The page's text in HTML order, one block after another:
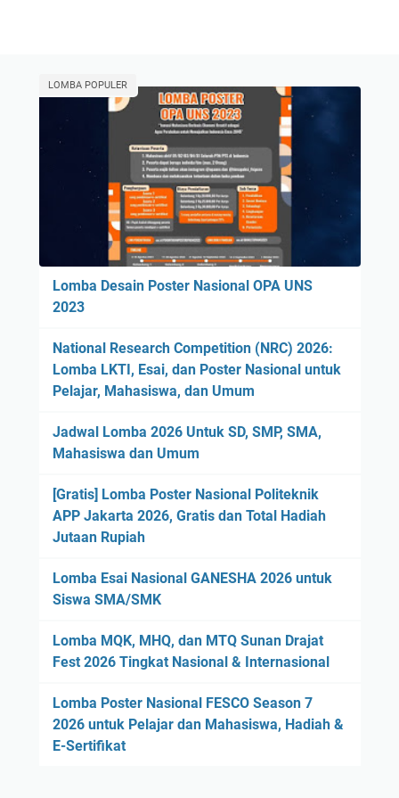
LOMBA POPULER
Lomba Desain Poster Nasional OPA UNS
2023
National Research Competition (NRC) 2026:
Lomba LKTI, Esai, dan Poster Nasional untuk
Pelajar, Mahasiswa, dan Umum
Jadwal Lomba 2026 Untuk SD, SMP, SMA,
Mahasiswa dan Umum
[Gratis] Lomba Poster Nasional Politeknik
APP Jakarta 2026, Gratis dan Total Hadiah
Jutaan Rupiah
Lomba Esai Nasional GANESHA 2026 untuk
Siswa SMA/SMK
Lomba MQK, MHQ, dan MTQ Sunan Drajat
Fest 2026 Tingkat Nasional & Internasional
Lomba Poster Nasional FESCO Season 7
2026 untuk Pelajar dan Mahasiswa, Hadiah &
E-Sertifikat